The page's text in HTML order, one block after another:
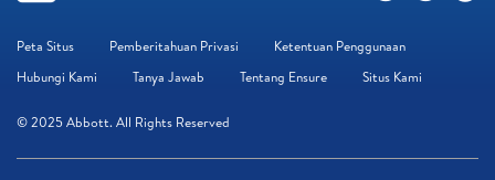
Peta Situs Pemberitahuan Privasi
Ketentuan Penggunaan
Hubungi Kami
Tanya Jawab Tentang Ensure Situs Kami
© 2025 Abbott. All Rights Reserved